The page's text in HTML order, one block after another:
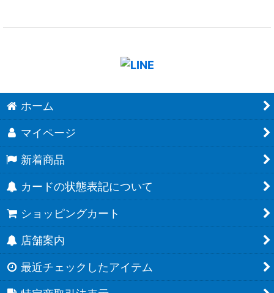
ホーム
マイページ
新着商品
カードの状態表記について
ショッピングカート
店舗案内
最近チェックしたアイテム